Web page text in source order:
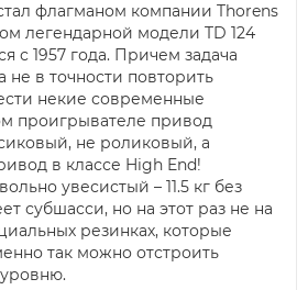
флагманом компании Thorens
легендарной модели TD 124
с 1957 года. Причем задача
в точности повторить
некие современные
проигрывателе привод
не роликовый, а
в классе High End!
увесистый – 11.5 кг без
субшасси, но на этот раз не на
резинках, которые
так можно отстроить